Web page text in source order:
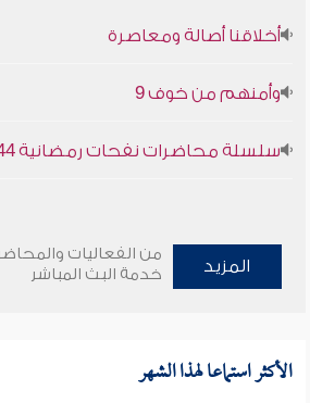
أخلاقنا أصالة ومعاصرة
وأمنهم من خوف 9
سلسلة محاضرات نفحات رمضانية 1444هـ
المزيد
من الفعاليات
خدمة البث المباشر
الأكثر استماعا لهذا الشهر